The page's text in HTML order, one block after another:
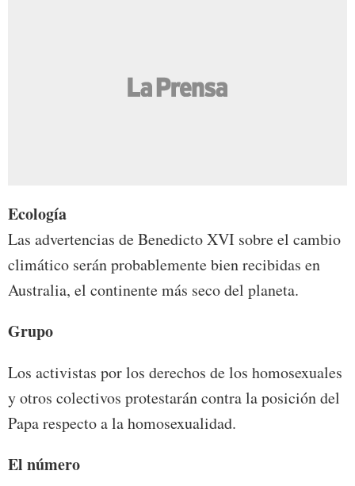
Ecología
Las advertencias de Benedicto XVI sobre el cambio
climático serán probablemente bien recibidas en
Australia, el continente más seco del planeta.
Grupo
Los activistas por los derechos de los homosexuales
y otros colectivos protestarán contra la posición del
Papa respecto a la homosexualidad.
El número